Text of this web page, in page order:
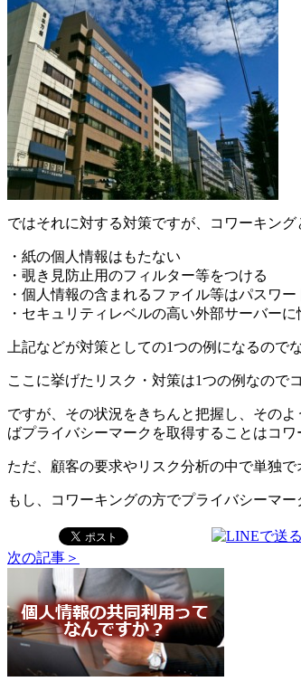
ではそれに対する対策ですが、コワーキン
・紙の個人情報はもたない
・覗き見防止用のフィルター等をつける
・個人情報の含まれるファイル等はパスワー
・セキュリティレベルの高い外部サーバー
上記などが対策としての1つの例になるので
ここに挙げたリスク・対策は1つの例なので
ですが、その状況をきちんと把握し、その
ばプライバシーマークを取得することはコ
ただ、顧客の要求やリスク分析の中で単独
もし、コワーキングの方でプライバシーマ
次の記事＞